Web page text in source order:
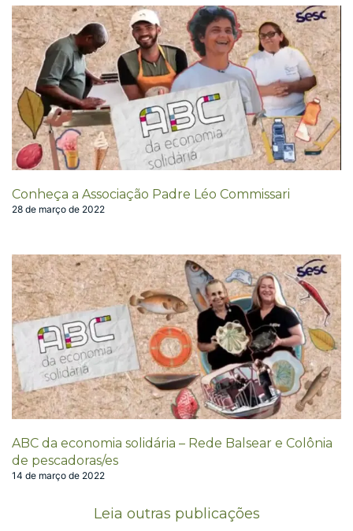
Conheça a Associação Padre Léo Commissari
28 de março de 2022
ABC da economia solidária – Rede Balsear e Colônia
de pescadoras/es
14 de março de 2022
Leia outras publicações